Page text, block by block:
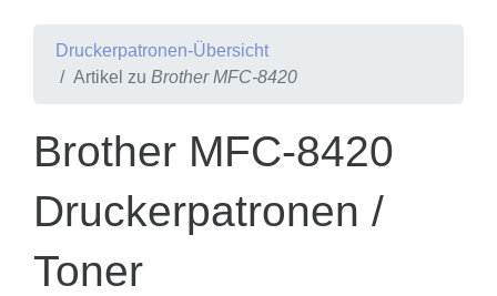
Druckerpatronen-Übersicht
Artikel zu Brother MFC-8420
Brother MFC-8420
Druckerpatronen /
Toner